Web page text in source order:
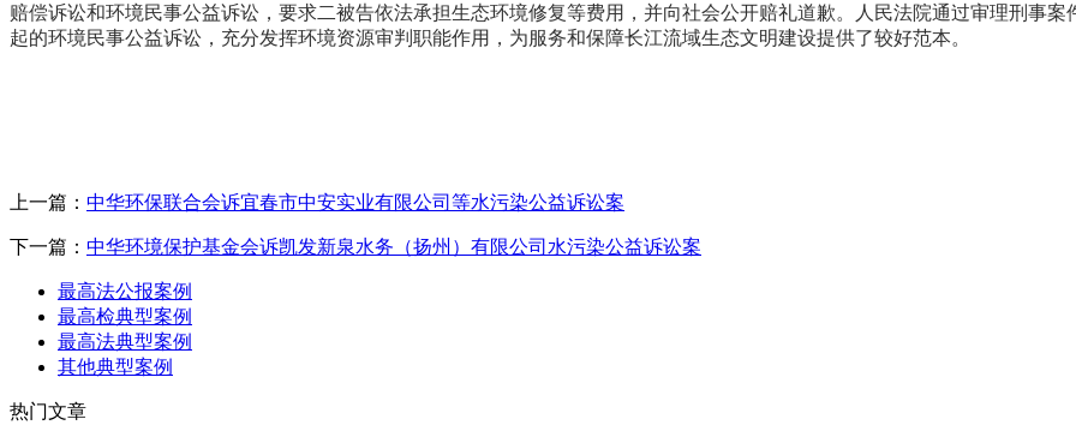
赔偿诉讼和环境民事公益诉讼，要求二被告依法承担生态环境修复等费用，并向社会公开赔礼道歉。人民法院通过审理刑事
起的环境民事公益诉讼，充分发挥环境资源审判职能作用，为服务和保障长江流域生态文明建设提供了较好范本。
上一篇： 中华环保联合会诉宜春市中安实业有限公司等水污染公益诉讼案
下一篇： 中华环境保护基金会诉凯发新泉水务（扬州）有限公司水污染公益诉讼案
最高法公报案例
最高检典型案例
最高法典型案例
其他典型案例
热门文章